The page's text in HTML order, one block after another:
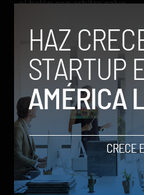
el balón con arbitro calvo
3 de noviembre de 2020
Así es como la inteligencia